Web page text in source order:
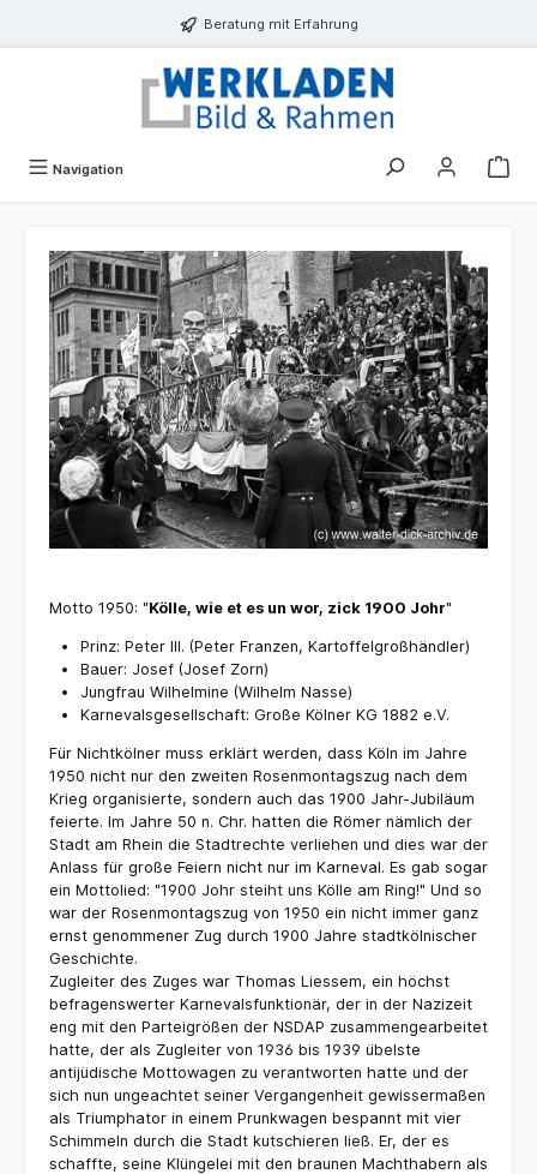
Beratung mit Erfahrung
Navigation
Motto 1950: "Kölle, wie et es un wor, zick 1900 Johr"
Prinz: Peter III. (Peter Franzen, Kartoffelgroßhändler)
Bauer: Josef (Josef Zorn)
Jungfrau Wilhelmine (Wilhelm Nasse)
Karnevalsgesellschaft: Große Kölner KG 1882 e.V.
Für Nichtkölner muss erklärt werden, dass Köln im Jahre
1950 nicht nur den zweiten Rosenmontagszug nach dem
Krieg organisierte, sondern auch das 1900 Jahr-Jubiläum
feierte. Im Jahre 50 n. Chr. hatten die Römer nämlich der
Stadt am Rhein die Stadtrechte verliehen und dies war der
Anlass für große Feiern nicht nur im Karneval. Es gab sogar
ein Mottolied: "1900 Johr steiht uns Kölle am Ring!" Und so
war der Rosenmontagszug von 1950 ein nicht immer ganz
ernst genommener Zug durch 1900 Jahre stadtkölnischer
Geschichte.
Zugleiter des Zuges war Thomas Liessem, ein höchst
befragenswerter Karnevalsfunktionär, der in der Nazizeit
eng mit den Parteigrößen der NSDAP zusammengearbeitet
hatte, der als Zugleiter von 1936 bis 1939 übelste
antijüdische Mottowagen zu verantworten hatte und der
sich nun ungeachtet seiner Vergangenheit gewissermaßen
als Triumphator in einem Prunkwagen bespannt mit vier
Schimmeln durch die Stadt kutschieren ließ. Er, der es
schaffte, seine Klüngelei mit den braunen Machthabern als